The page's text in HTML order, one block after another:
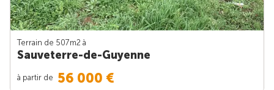
Terrain de 507m2 à
Sauveterre-de-Guyenne
à partir de 56 000 €